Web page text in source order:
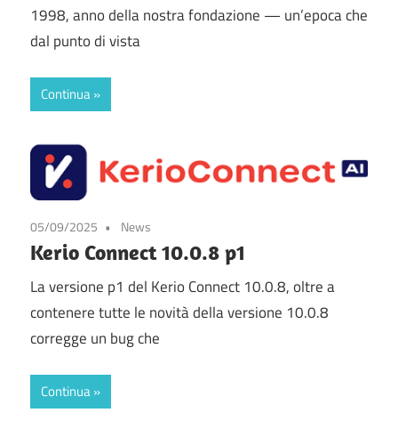
1998, anno della nostra fondazione — un’epoca che
dal punto di vista
Continua
05/09/2025 News
Kerio Connect 10.0.8 p1
La versione p1 del Kerio Connect 10.0.8, oltre a
contenere tutte le novità della versione 10.0.8
corregge un bug che
Continua